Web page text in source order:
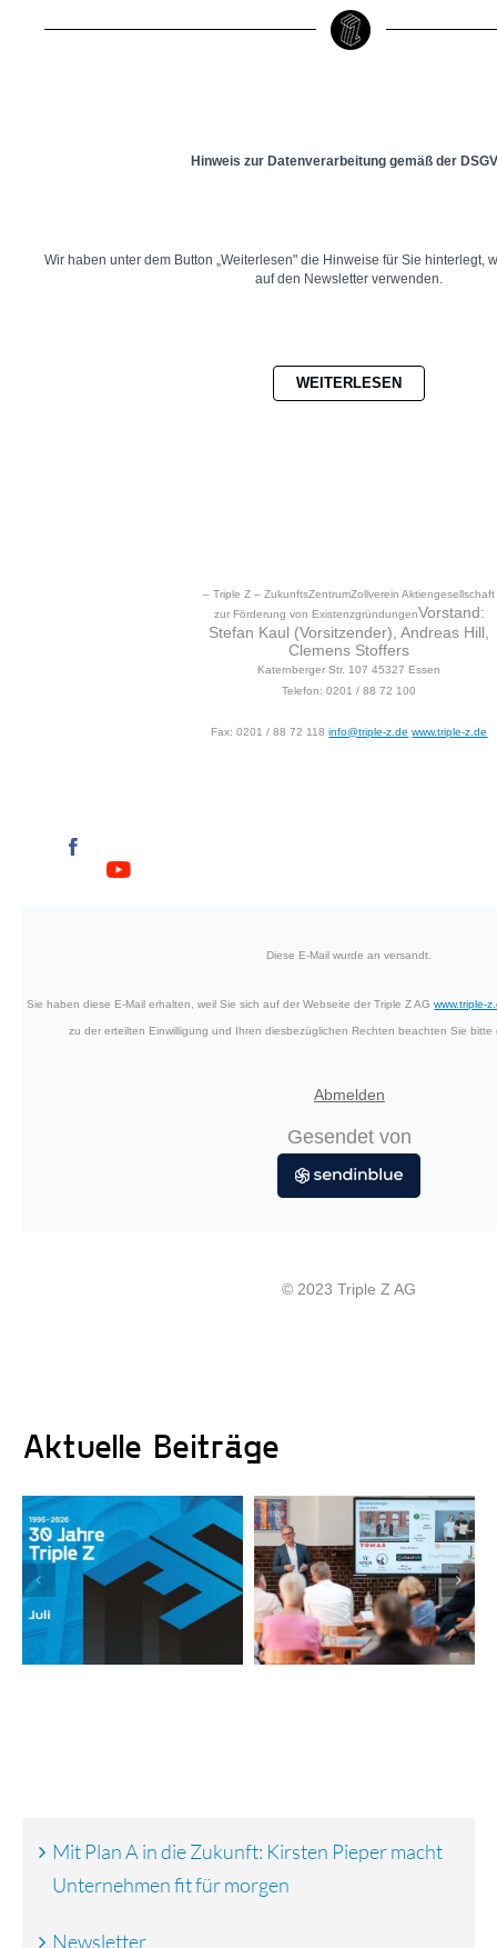
Hinweis zur Datenverarbeitung gemäß der
Wir haben unter dem Button „Weiterlesen" die Hinweise für Sie hinterlegt,
auf den Newsletter verwenden.
WEITERLESEN
– Triple Z – ZukunftsZentrumZollverein Aktiengesellschaft
zur Förderung von ExistenzgründungenVorstand:
Stefan Kaul (Vorsitzender), Andreas Hill,
Clemens Stoffers
Katernberger Str. 107 45327 Essen
Telefon: 0201 / 88 72 100
Fax: 0201 / 88 72 118 info@triple-z.de www.triple-z.de
Diese E-Mail wurde an versandt.
Sie haben diese E-Mail erhalten, weil Sie sich auf der Webseite der Triple Z AGwww.triple-
zu der erteilten Einwilligung und Ihren diesbezüglichen Rechten beachten Sie
Abmelden
Gesendet von
© 2023 Triple Z AG
Aktuelle Beiträge
Triple Z-
Jubiläumsjahr mit
Rückenwind: Es
sind wieder
Newsletter
Mit Plan A in die Zukunft: Kirsten Pieper macht
Unternehmen fit für morgen
Newsletter